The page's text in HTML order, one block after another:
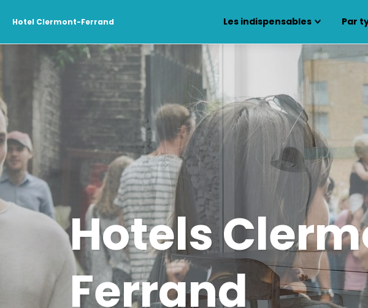
Hotel Clermont-Ferrand Les indispensables Par
Hotels
Ferrand